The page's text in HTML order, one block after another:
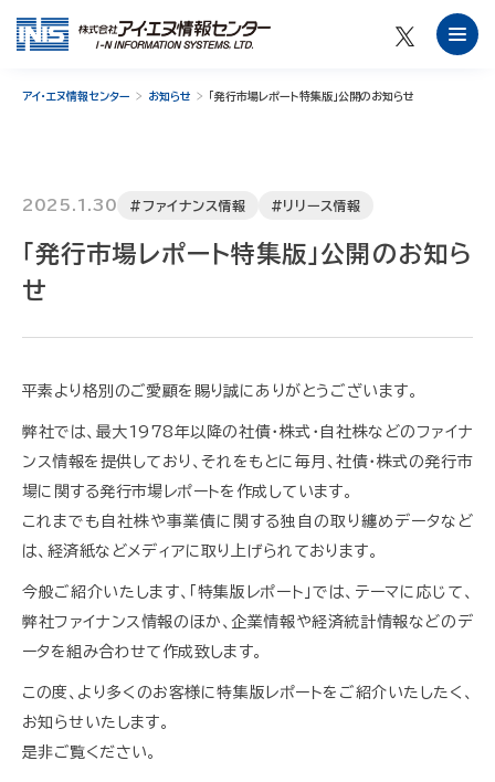
アイ・エヌ情報センター お知らせ 「発行市場レポート特集版」公開のお知らせ
2025.1.30 #ファイナンス情報 #リリース情報
「発行市場レポート特集版」公開のお知ら
せ
平素より格別のご愛顧を賜り誠にありがとうございます。
弊社では、最大1978年以降の社債・株式・自社株などのファイナ
ンス情報を提供しており、それをもとに毎月、社債・株式の発行市
場に関する発行市場レポートを作成しています。
これまでも自社株や事業債に関する独自の取り纏めデータなど
は、経済紙などメディアに取り上げられております。
今般ご紹介いたします、「特集版レポート」では、テーマに応じて、
弊社ファイナンス情報のほか、企業情報や経済統計情報などのデ
ータを組み合わせて作成致します。
この度、より多くのお客様に特集版レポートをご紹介いたしたく、
お知らせいたします。
是非ご覧ください。